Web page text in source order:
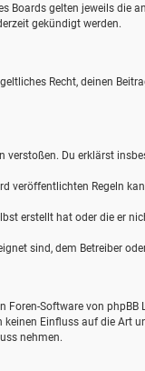
gelten jeweils die
gekündigt werden.
Recht, deinen
Du erklärst
veröffentlichten Regeln
erstellt hat oder die er
sind, dem Betreiber
Foren-Software von
Einfluss auf die Art
nehmen.